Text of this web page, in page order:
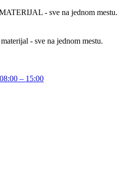
- sve na jednom mestu.
- sve na jednom mestu.
– 15:00